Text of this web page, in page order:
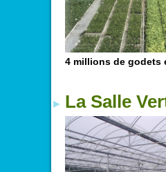
4 millions de godets
La Salle